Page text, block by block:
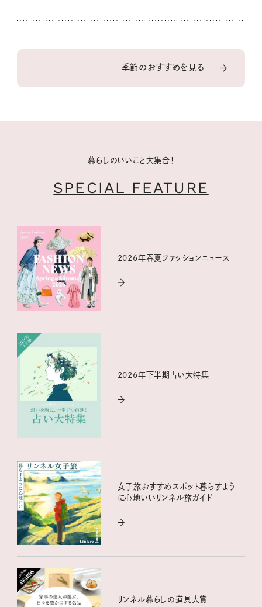
季節のおすすめを見る
暮らしのいいこと大集合！
SPECIAL FEATURE
2026年春夏ファッションニュース
2026年下半期占い大特集
女子旅おすすめスポット暮らすよう
に心地いいリンネル旅ガイド
リンネル暮らしの道具大賞